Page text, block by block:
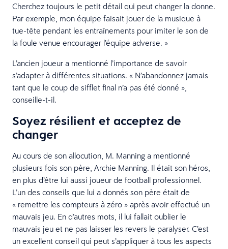
Cherchez toujours le petit détail qui peut changer la donne.
Par exemple, mon équipe faisait jouer de la musique à
tue-tête pendant les entraînements pour imiter le son de
la foule venue encourager l’équipe adverse. »
L’ancien joueur a mentionné l’importance de savoir
s’adapter à différentes situations. « N’abandonnez jamais
tant que le coup de sifflet final n’a pas été donné »,
conseille-t-il.
Soyez résilient et acceptez de
changer
Au cours de son allocution, M. Manning a mentionné
plusieurs fois son père, Archie Manning. Il était son héros,
en plus d’être lui aussi joueur de football professionnel.
L’un des conseils que lui a donnés son père était de
« remettre les compteurs à zéro » après avoir effectué un
mauvais jeu. En d’autres mots, il lui fallait oublier le
mauvais jeu et ne pas laisser les revers le paralyser. C’est
un excellent conseil qui peut s’appliquer à tous les aspects